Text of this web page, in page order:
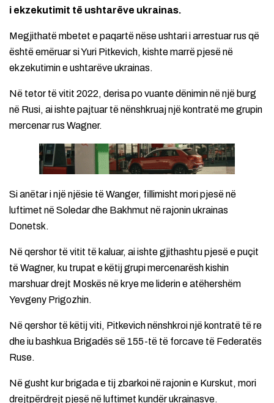
i ekzekutimit të ushtarëve ukrainas.
Megjithatë mbetet e paqartë nëse ushtari i arrestuar rus që
është emëruar si Yuri Pitkevich, kishte marrë pjesë në
ekzekutimin e ushtarëve ukrainas.
Në tetor të vitit 2022, derisa po vuante dënimin në një burg
në Rusi, ai ishte pajtuar të nënshkruaj një kontratë me grupin
mercenar rus Wagner.
Si anëtar i një njësie të Wanger, fillimisht mori pjesë në
luftimet në Soledar dhe Bakhmut në rajonin ukrainas
Donetsk.
Në qershor të vitit të kaluar, ai ishte gjithashtu pjesë e puçit
të Wagner, ku trupat e këtij grupi mercenarësh kishin
marshuar drejt Moskës në krye me liderin e atëhershëm
Yevgeny Prigozhin.
Në qershor të këtij viti, Pitkevich nënshkroi një kontratë të re
dhe iu bashkua Brigadës së 155-të të forcave të Federatës
Ruse.
Në gusht kur brigada e tij zbarkoi në rajonin e Kurskut, mori
drejtpërdrejt pjesë në luftimet kundër ukrainasve.